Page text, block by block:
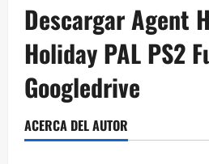
Descargar Agent
Holiday PAL PS2
Googledrive
ACERCA DEL AUTOR